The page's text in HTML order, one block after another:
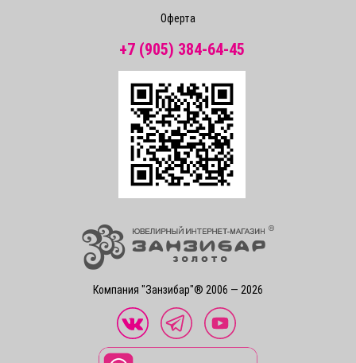
Компания "Занзибар"® 2006 — 2026
Оферта
+7 (905) 384-64-45